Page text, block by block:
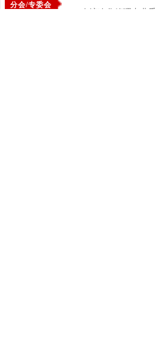
分会/专委会